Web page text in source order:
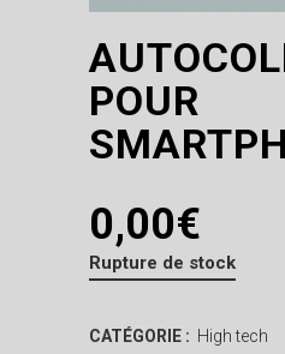
POUR
0,00€
Rupture de stock
CATÉGORIE : High tech